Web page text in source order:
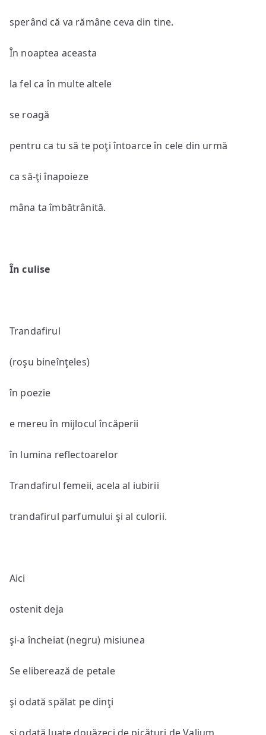
sperând că va rămâne ceva din tine.
În noaptea aceasta
la fel ca în multe altele
se roagă
pentru ca tu să te poţi întoarce în cele din urmă
ca să-ţi înapoieze
mâna ta îmbătrânită.
În culise
Trandafirul
(roşu bineînţeles)
în poezie
e mereu în mijlocul încăperii
în lumina reflectoarelor
Trandafirul femeii, acela al iubirii
trandafirul parfumului şi al culorii.
Aici
ostenit deja
şi-a încheiat (negru) misiunea
Se eliberează de petale
şi odată spălat pe dinţi